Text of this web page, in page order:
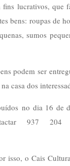
lucrativos, que
bens: roupas de
sumos
podem ser
casa dos
no dia 16 de
937
isso, o Cais